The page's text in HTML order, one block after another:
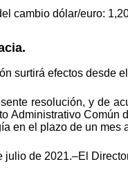
cambio dólar/euro:
surtirá efectos desde
resolución, y de
Administrativo Común
en el plazo de un
julio de 2021.–El